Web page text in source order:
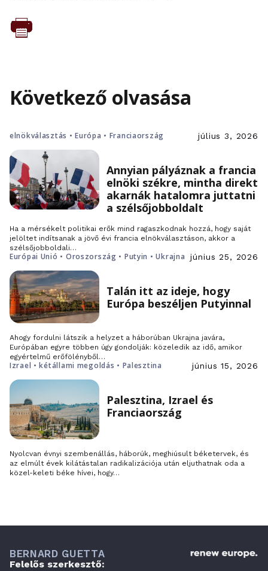
Következő olvasása
elnökválasztás • Európa • Franciaország július 3, 2026
Annyian pályáznak a francia
elnöki székre, mintha direkt
akarnák hatalomra juttatni
a szélsőjobboldalt
Ha a mérsékelt politikai erők mind ragaszkodnak hozzá, hogy saját
jelöltet indítsanak a jövő évi francia elnökválasztáson, akkor a
szélsőjobboldali…
Európai Unió • Oroszország • Putyin • Ukrajna június 25, 2026
Talán itt az ideje, hogy
Európa beszéljen Putyinnal
Ahogy fordulni látszik a helyzet a háborúban Ukrajna javára,
Európában egyre többen úgy gondolják: közeledik az idő, amikor
egyértelmű erőfölényből…
Izrael • kétállami megoldás • Palesztina június 15, 2026
Palesztina, Izrael és
Franciaország
Nyolcvan évnyi szembenállás, háborúk, meghiúsult béketervek, és
az elmúlt évek kilátástalan radikalizációja után eljuthatnak oda a
közel-keleti béke hívei, hogy…
BERNARD GUETTA
Felelős szerkesztő: